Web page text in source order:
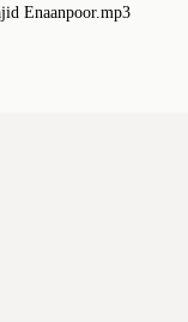
Enaanpoor.mp3